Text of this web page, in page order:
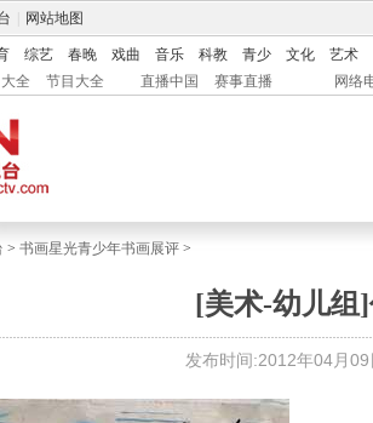
网站地图
综艺 春晚 戏曲 音乐 科教 青少 文化
艺术
全 节目大全 直播中国 赛事直播 网络
> 书画星光青少年书画展评 >
[美术-幼儿组]
发布时间:2012年04月